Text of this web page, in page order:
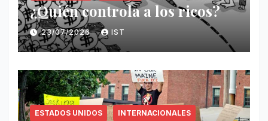
¿Quién controla a los ricos?
23/07/2026 IST
ESTADOS UNIDOS INTERNACIONALES